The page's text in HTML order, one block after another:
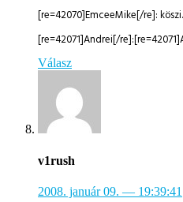
[re=42070]EmceeMike[/re]:
[re=42071]Andrei[/
Válasz
v1rush
2008. január 09. — 19:39:41